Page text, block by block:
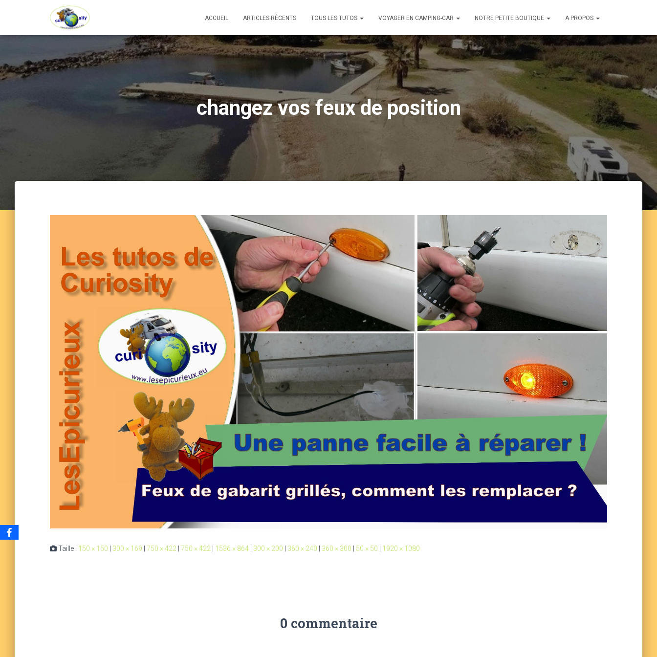
ACCUEIL ARTICLES RÉCENTS TOUS LES TUTOS VOYAGER EN CAMPING-CAR NOTRE PETITE BOUTIQUE A PROPOS
changez vos feux de position
Taille : 150 × 150 300 × 169 750 × 422 750 × 422 1536 × 864 300 × 200 360 × 240 360 × 300 50 × 50 1920 × 1080
0 commentaire